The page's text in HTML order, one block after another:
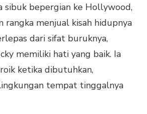
sibuk bepergian ke Hollywood,
rangka menjual kisah hidupnya
dari sifat buruknya,
memiliki hati yang baik. Ia
ketika dibutuhkan,
tempat tinggalnya